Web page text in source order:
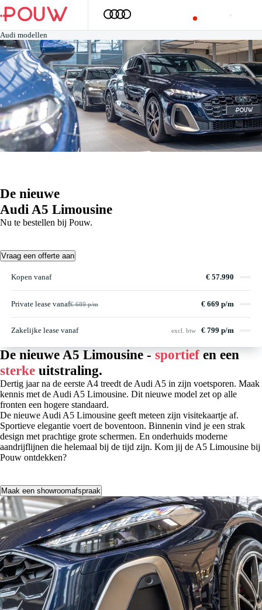
Audi modellen
De nieuwe
Audi A5 Limousine
Nu te bestellen bij Pouw.
Vraag een offerte aan
Kopen vanaf € 57.990
Private lease vanaf€ 689 p/m € 669 p/m
Zakelijke lease vanaf excl. btw € 799 p/m
De nieuwe A5 Limousine -sportiefen een
sterke uitstraling.
Dertig jaar na de eerste A4 treedt de Audi A5 in zijn voetsporen. Maak
kennis met de Audi A5 Limousine. Dit nieuwe model zet op alle
fronten een hogere standaard.
De nieuwe Audi A5 Limousine geeft meteen zijn visitekaartje af.
Sportieve elegantie voert de boventoon. Binnenin vind je een strak
design met prachtige grote schermen. En onderhuids moderne
aandrijflijnen die helemaal bij de tijd zijn. Kom jij de A5 Limousine bij
Pouw ontdekken?
Maak een showroomafspraak